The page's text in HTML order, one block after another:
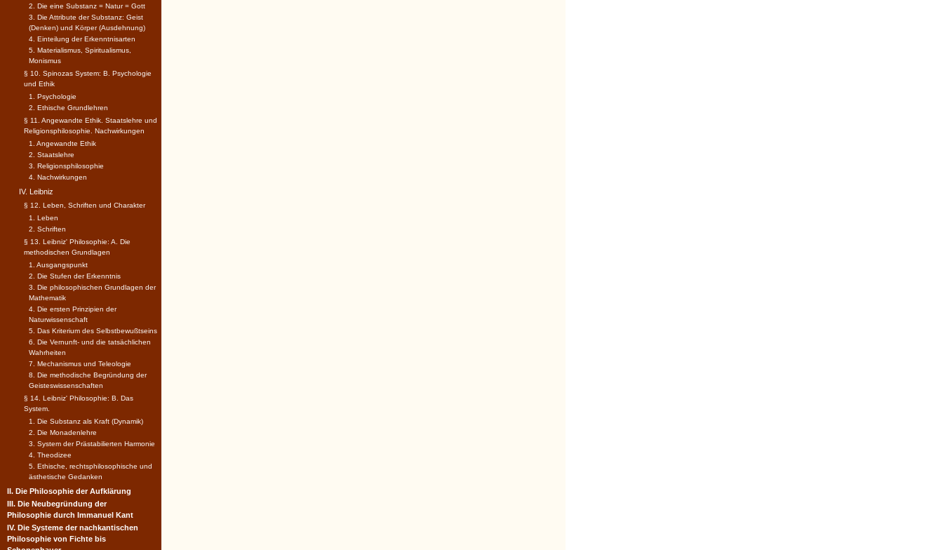
2. Die eine Substanz = Natur = Gott
3. Die Attribute der Substanz: Geist
(Denken) und Körper (Ausdehnung)
4. Einteilung der Erkenntnisarten
5. Materialismus, Spiritualismus,
Monismus
§ 10. Spinozas System: B. Psychologie
und Ethik
1. Psychologie
2. Ethische Grundlehren
§ 11. Angewandte Ethik. Staatslehre und
Religionsphilosophie. Nachwirkungen
1. Angewandte Ethik
2. Staatslehre
3. Religionsphilosophie
4. Nachwirkungen
IV. Leibniz
§ 12. Leben, Schriften und Charakter
1. Leben
2. Schriften
§ 13. Leibniz' Philosophie: A. Die
methodischen Grundlagen
1. Ausgangspunkt
2. Die Stufen der Erkenntnis
3. Die philosophischen Grundlagen der
Mathematik
4. Die ersten Prinzipien der
Naturwissenschaft
5. Das Kriterium des Selbstbewußtseins
6. Die Vernunft- und die tatsächlichen
Wahrheiten
7. Mechanismus und Teleologie
8. Die methodische Begründung der
Geisteswissenschaften
§ 14. Leibniz' Philosophie: B. Das
System.
1. Die Substanz als Kraft (Dynamik)
2. Die Monadenlehre
3. System der Prästabilierten Harmonie
4. Theodizee
5. Ethische, rechtsphilosophische und
ästhetische Gedanken
II. Die Philosophie der Aufklärung
III. Die Neubegründung der
Philosophie durch Immanuel Kant
IV. Die Systeme der nachkantischen
Philosophie von Fichte bis